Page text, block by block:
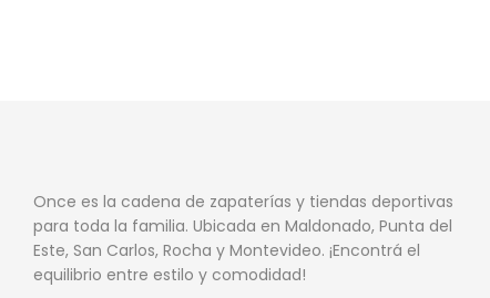
Once es la cadena de zapaterías y tiendas deportivas
para toda la familia. Ubicada en Maldonado, Punta del
Este, San Carlos, Rocha y Montevideo. ¡Encontrá el
equilibrio entre estilo y comodidad!